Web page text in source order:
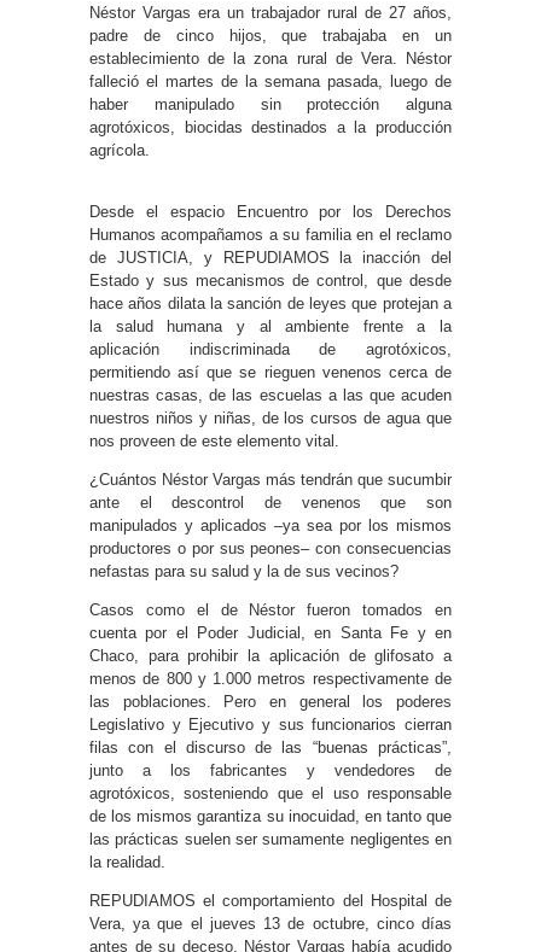
Néstor Vargas era un trabajador rural de 27 años,
padre de cinco hijos, que trabajaba en un
establecimiento de la zona rural de Vera. Néstor
falleció el martes de la semana pasada, luego de
haber manipulado sin protección alguna
agrotóxicos, biocidas destinados a la producción
agrícola.
Desde el espacio Encuentro por los Derechos
Humanos acompañamos a su familia en el reclamo
de JUSTICIA, y REPUDIAMOS la inacción del
Estado y sus mecanismos de control, que desde
hace años dilata la sanción de leyes que protejan a
la salud humana y al ambiente frente a la
aplicación indiscriminada de agrotóxicos,
permitiendo así que se rieguen venenos cerca de
nuestras casas, de las escuelas a las que acuden
nuestros niños y niñas, de los cursos de agua que
nos proveen de este elemento vital.
¿Cuántos Néstor Vargas más tendrán que sucumbir
ante el descontrol de venenos que son
manipulados y aplicados –ya sea por los mismos
productores o por sus peones– con consecuencias
nefastas para su salud y la de sus vecinos?
Casos como el de Néstor fueron tomados en
cuenta por el Poder Judicial, en Santa Fe y en
Chaco, para prohibir la aplicación de glifosato a
menos de 800 y 1.000 metros respectivamente de
las poblaciones. Pero en general los poderes
Legislativo y Ejecutivo y sus funcionarios cierran
filas con el discurso de las “buenas prácticas”,
junto a los fabricantes y vendedores de
agrotóxicos, sosteniendo que el uso responsable
de los mismos garantiza su inocuidad, en tanto que
las prácticas suelen ser sumamente negligentes en
la realidad.
REPUDIAMOS el comportamiento del Hospital de
Vera, ya que el jueves 13 de octubre, cinco días
antes de su deceso, Néstor Vargas había acudido